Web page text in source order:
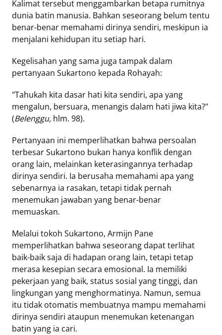
Kalimat tersebut menggambarkan betapa rumitnya
dunia batin manusia. Bahkan seseorang belum tentu
benar-benar memahami dirinya sendiri, meskipun ia
menjalani kehidupan itu setiap hari.
Kegelisahan yang sama juga tampak dalam
pertanyaan Sukartono kepada Rohayah:
"Tahukah kita dasar hati kita sendiri, apa yang
mengalun, bersuara, menangis dalam hati jiwa kita?"
(Belenggu, hlm. 98).
Pertanyaan ini memperlihatkan bahwa persoalan
terbesar Sukartono bukan hanya konflik dengan
orang lain, melainkan keterasingannya terhadap
dirinya sendiri. Ia berusaha memahami apa yang
sebenarnya ia rasakan, tetapi tidak pernah
menemukan jawaban yang benar-benar
memuaskan.
Melalui tokoh Sukartono, Armijn Pane
memperlihatkan bahwa seseorang dapat terlihat
baik-baik saja di hadapan orang lain, tetapi tetap
merasa kesepian secara emosional. Ia memiliki
pekerjaan yang baik, status sosial yang tinggi, dan
lingkungan yang menghormatinya. Namun, semua
itu tidak otomatis membuatnya mampu memahami
dirinya sendiri ataupun menemukan ketenangan
batin yang ia cari.